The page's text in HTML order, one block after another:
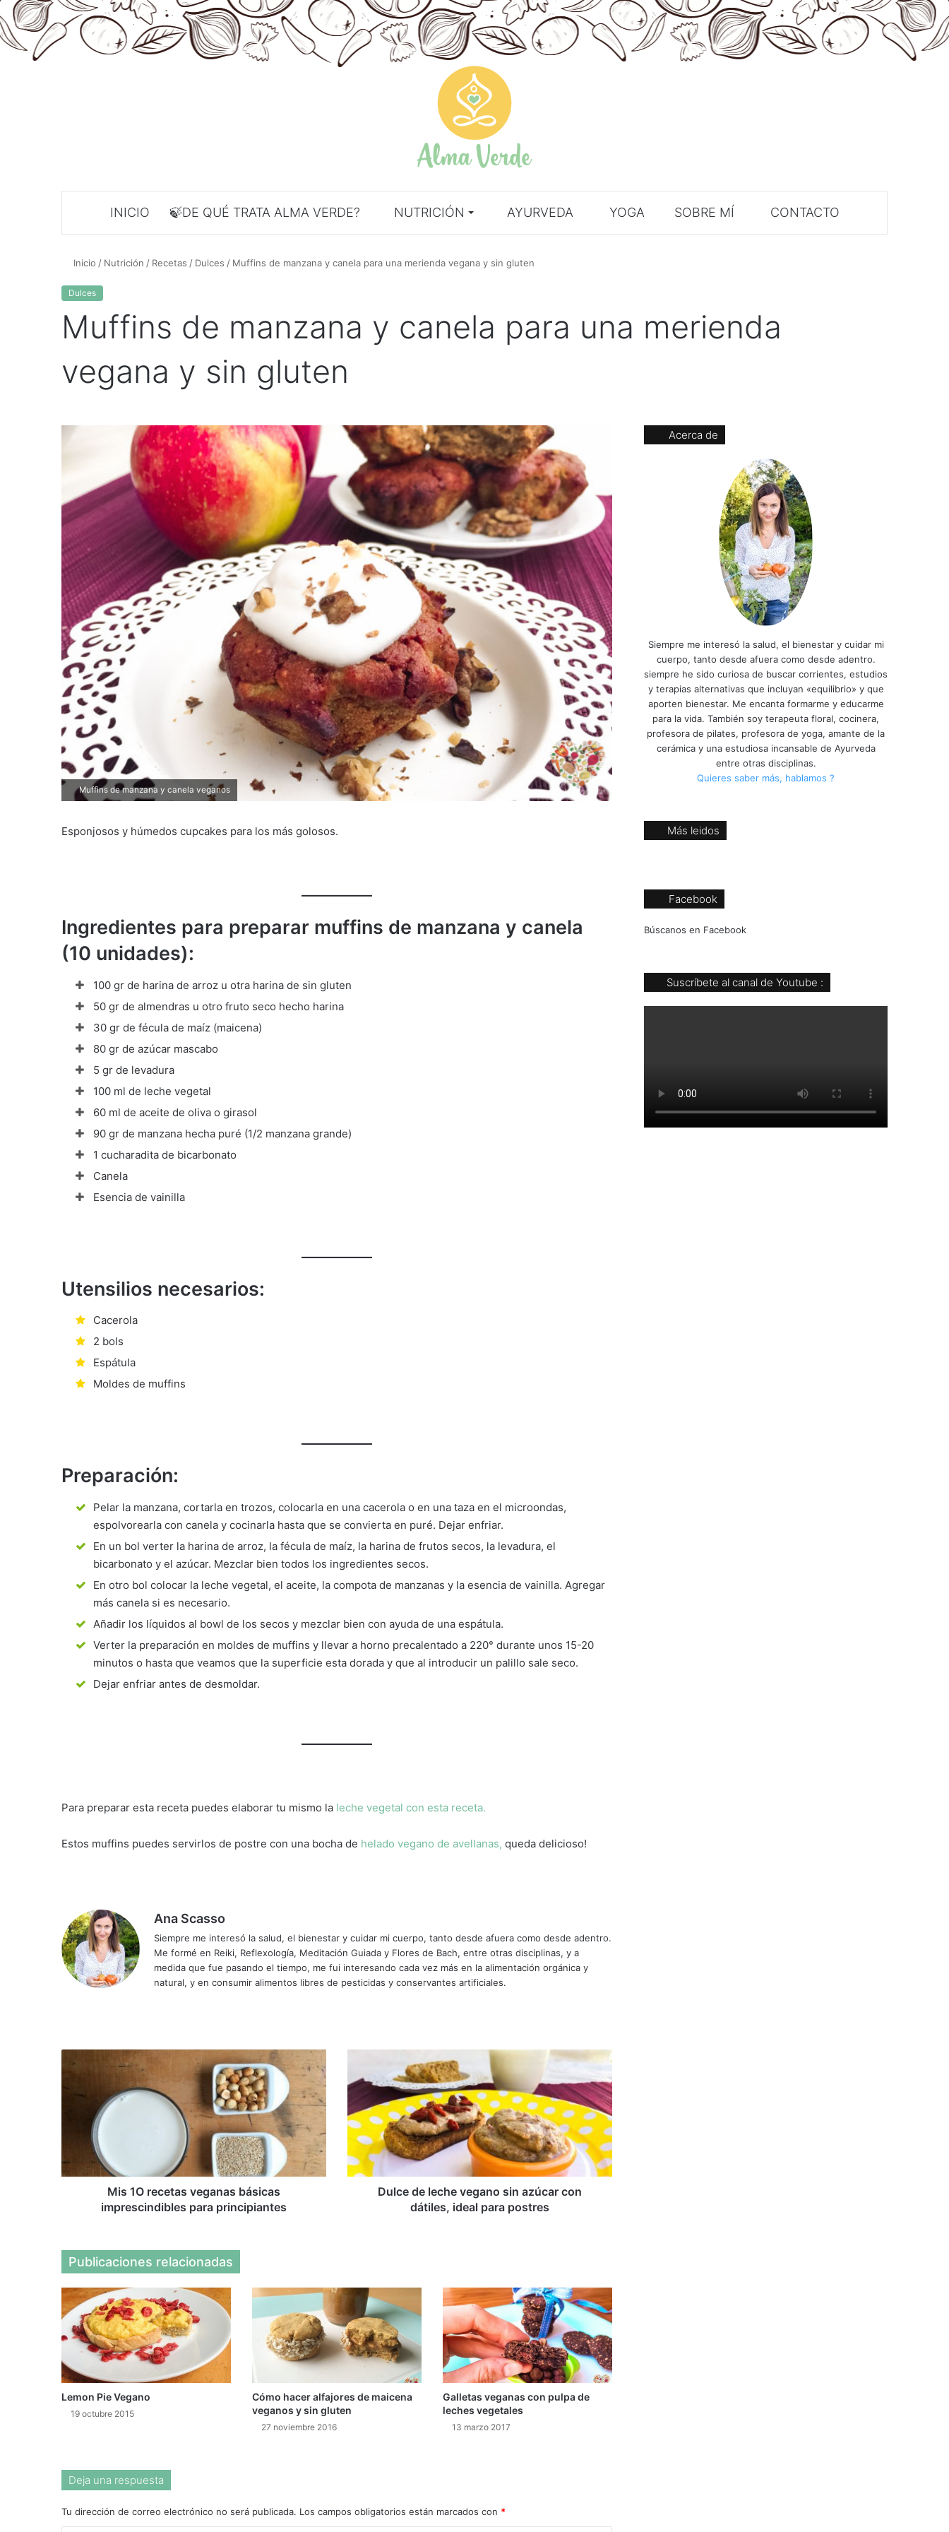
INICIO 🍃DE QUÉ TRATA ALMA VERDE? NUTRICIÓN AYURVEDA YOGA SOBRE MÍ CONTACTO
Inicio / Nutrición / Recetas / Dulces / Muffins de manzana y canela para una merienda vegana y sin gluten
Dulces
Muffins de manzana y canela para una merienda
vegana y sin gluten
Muffins de manzana y canela veganos
Esponjosos y húmedos cupcakes para los más golosos.
Ingredientes para preparar muffins de manzana y canela
(10 unidades):
100 gr de harina de arroz u otra harina de sin gluten
50 gr de almendras u otro fruto seco hecho harina
30 gr de fécula de maíz (maicena)
80 gr de azúcar mascabo
5 gr de levadura
100 ml de leche vegetal
60 ml de aceite de oliva o girasol
90 gr de manzana hecha puré (1/2 manzana grande)
1 cucharadita de bicarbonato
Canela
Esencia de vainilla
Utensilios necesarios:
Cacerola
2 bols
Espátula
Moldes de muffins
Preparación:
Pelar la manzana, cortarla en trozos, colocarla en una cacerola o en una taza en el microondas,
espolvorearla con canela y cocinarla hasta que se convierta en puré. Dejar enfriar.
En un bol verter la harina de arroz, la fécula de maíz, la harina de frutos secos, la levadura, el
bicarbonato y el azúcar. Mezclar bien todos los ingredientes secos.
En otro bol colocar la leche vegetal, el aceite, la compota de manzanas y la esencia de vainilla. Agregar
más canela si es necesario.
Añadir los líquidos al bowl de los secos y mezclar bien con ayuda de una espátula.
Verter la preparación en moldes de muffins y llevar a horno precalentado a 220° durante unos 15-20
minutos o hasta que veamos que la superficie esta dorada y que al introducir un palillo sale seco.
Dejar enfriar antes de desmoldar.
Para preparar esta receta puedes elaborar tu mismo la leche vegetal con esta receta.
Estos muffins puedes servirlos de postre con una bocha de helado vegano de avellanas, queda delicioso!
Ana Scasso
Siempre me interesó la salud, el bienestar y cuidar mi cuerpo, tanto desde afuera como desde adentro.
Me formé en Reiki, Reflexología, Meditación Guiada y Flores de Bach, entre otras disciplinas, y a
medida que fue pasando el tiempo, me fui interesando cada vez más en la alimentación orgánica y
natural, y en consumir alimentos libres de pesticidas y conservantes artificiales.
recetas
imprescindibles
principiantes
Mis 1O recetas veganas básicas
imprescindibles para principiantes
leche
sin
azúcar
con
dátiles,
ideal
Dulce de leche vegano sin azúcar con
dátiles, ideal para postres
Publicaciones relacionadas
Lemon Pie Vegano
19 octubre 2015
Cómo hacer alfajores de maicena
veganos y sin gluten
27 noviembre 2016
Galletas veganas con pulpa de
leches vegetales
13 marzo 2017
Deja una respuesta
Tu dirección de correo electrónico no será publicada. Los campos obligatorios están marcados con *
Acerca de
Siempre me interesó la salud, el bienestar y cuidar mi
cuerpo, tanto desde afuera como desde adentro.
siempre he sido curiosa de buscar corrientes, estudios
y terapias alternativas que incluyan «equilibrio» y que
aporten bienestar. Me encanta formarme y educarme
para la vida. También soy terapeuta floral, cocinera,
profesora de pilates, profesora de yoga, amante de la
cerámica y una estudiosa incansable de Ayurveda
entre otras disciplinas.
Quieres saber más, hablamos ?
Más leidos
Facebook
Búscanos en Facebook
Suscríbete al canal de Youtube :